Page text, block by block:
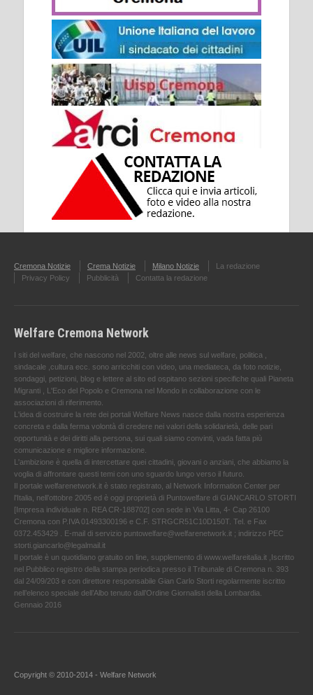
Cremona Notizie Crema Notizie Milano Notizie
La redazione
Privacy Policy
Pubblicità Contatta la redazione
Welfare Cremona Network
I siti del welfare, che nascono nel 2002, oltre alle news sul welfare, politica ,
sindacale ,cultura ecc. sono arricchiti con video, una mediateca, da foto notizie,
sondaggi, petizioni, blog e lettere al sito ed ospitano sezioni specifiche quali Pianeta
Migranti , L'Eco del Popolo e Cremona nel Mondo in collaborazione con le
associazioni di riferimento.
L'idea di costruire la rete dei portali Welfare News nasce dalla nostra esperienza
concreta e dalla ferma volontà di credere nei valori della solidarietà, delle pari
opportunità e dei diritti alla persona, sui quali siamo convinti, vada fatta più
comunicazione e migliore informazione.
L'ambizione è quella di intercettare quei cittadini, giovani o anziani, che abbiamo la
voglia di affrontare questi temi con uno sguardo lungo verso il futuro.
Il portale welfarenetwork.it è stato registrato, al Network Information Center per
l'Italia, nell’ottobre 2005 ed è oggi proprietà di Puntowelfare di GIANCARLO STORTI
[Impresa individuale n. REA CR-188702] con sede in Via Litta, 4- Cap 26100
Cremona con P.IVA 01493300196 e C.F. STRGCR51C10D150T. Tel. e Fax
0372.453429 . E-mail di servizio puntowelfare@welfarenetwork.it ; indirizzo PEC
storti.giancarlo@legalmail.it
Il portale è un quotidiano gratuito on line, supplemento di www.welfareitalia.it ,Iscritto
nel Pubblico registro della stampa periodica presso il Tribunale di Cremona n. 393
dal 24/09/203 e con direttore responsabile Gian Carlo Storti regolarmente iscritto
nell’elenco speciale dell’Albo tenuto dall’Ordine Giornalisti della Lombardia.
Gennaio 2016
Copyright © 2010-2014 - Welfare Network